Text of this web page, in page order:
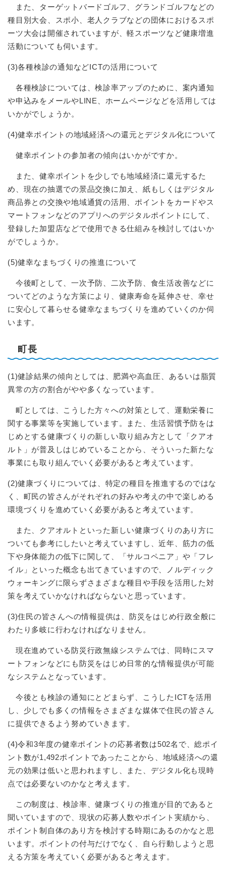
また、ターゲットバードゴルフ、グランドゴルフなどの
種目別大会、スポ小、老人クラブなどの団体におけるスポ
ーツ大会は開催されていますが、軽スポーツなど健康増進
活動についても伺います。
(3)各種検診の通知などICTの活用について
各種検診については、検診率アップのために、案内通知
や申込みをメールやLINE、ホームページなどを活用しては
いかがでしょうか。
(4)健幸ポイントの地域経済への還元とデジタル化について
健幸ポイントの参加者の傾向はいかがですか。
また、健幸ポイントを少しでも地域経済に還元するた
め、現在の抽選での景品交換に加え、紙もしくはデジタル
商品券との交換や地域通貨の活用、ポイントをカードやス
マートフォンなどのアプリへのデジタルポイントにして、
登録した加盟店などで使用できる仕組みを検討してはいか
がでしょうか。
(5)健幸なまちづくりの推進について
今後町として、一次予防、二次予防、食生活改善などに
ついてどのような方策により、健康寿命を延伸させ、幸せ
に安心して暮らせる健幸なまちづくりを進めていくのか伺
います。
町長
(1)健診結果の傾向としては、肥満や高血圧、あるいは脂質
異常の方の割合がやや多くなっています。
町としては、こうした方々への対策として、運動栄養に
関する事業等を実施しています。また、生活習慣予防をは
じめとする健康づくりの新しい取り組み方として「クアオ
ルト」が普及しはじめていることから、そういった新たな
事業にも取り組んでいく必要があると考えています。
(2)健康づくりについては、特定の種目を推進するのではな
く、町民の皆さんがそれぞれの好みや考えの中で楽しめる
環境づくりを進めていく必要があると考えています。
また、クアオルトといった新しい健康づくりのあり方に
ついても参考にしたいと考えていますし、近年、筋力の低
下や身体能力の低下に関して、「サルコペニア」や「フレ
イル」といった概念も出てきていますので、ノルディック
ウォーキングに限らずさまざまな種目や手段を活用した対
策を考えていかなければならないと思っています。
(3)住民の皆さんへの情報提供は、防災をはじめ行政全般に
わたり多岐に行わなければなりません。
現在進めている防災行政無線システムでは、同時にスマ
ートフォンなどにも防災をはじめ日常的な情報提供が可能
なシステムとなっています。
今後とも検診の通知にとどまらず、こうしたICTを活用
し、少しでも多くの情報をさまざまな媒体で住民の皆さん
に提供できるよう努めていきます。
(4)令和3年度の健幸ポイントの応募者数は502名で、総ポイ
ント数が1,492ポイントであったことから、地域経済への還
元の効果は低いと思われますし、また、デジタル化も現時
点では必要ないのかなと考えます。
この制度は、検診率、健康づくりの推進が目的であると
聞いていますので、現状の応募人数やポイント実績から、
ポイント制自体のあり方を検討する時期にあるのかなと思
います。ポイントの付与だけでなく、自ら行動しようと思
える方策を考えていく必要があると考えます。